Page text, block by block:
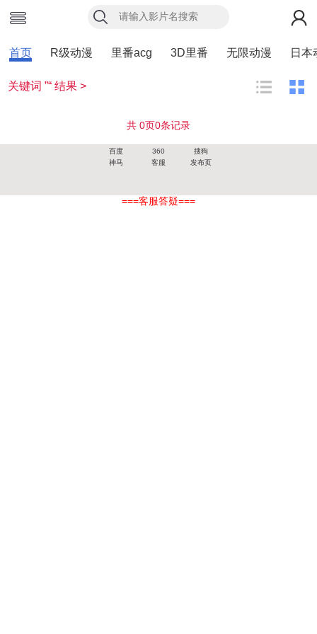
首页 R级动漫 里番acg 3D里番 无限动漫 日本
关键词 ”“ 结果 >
共 0页0条记录
百度 360
搜狗
神马
客服 发布页
===客服答疑===